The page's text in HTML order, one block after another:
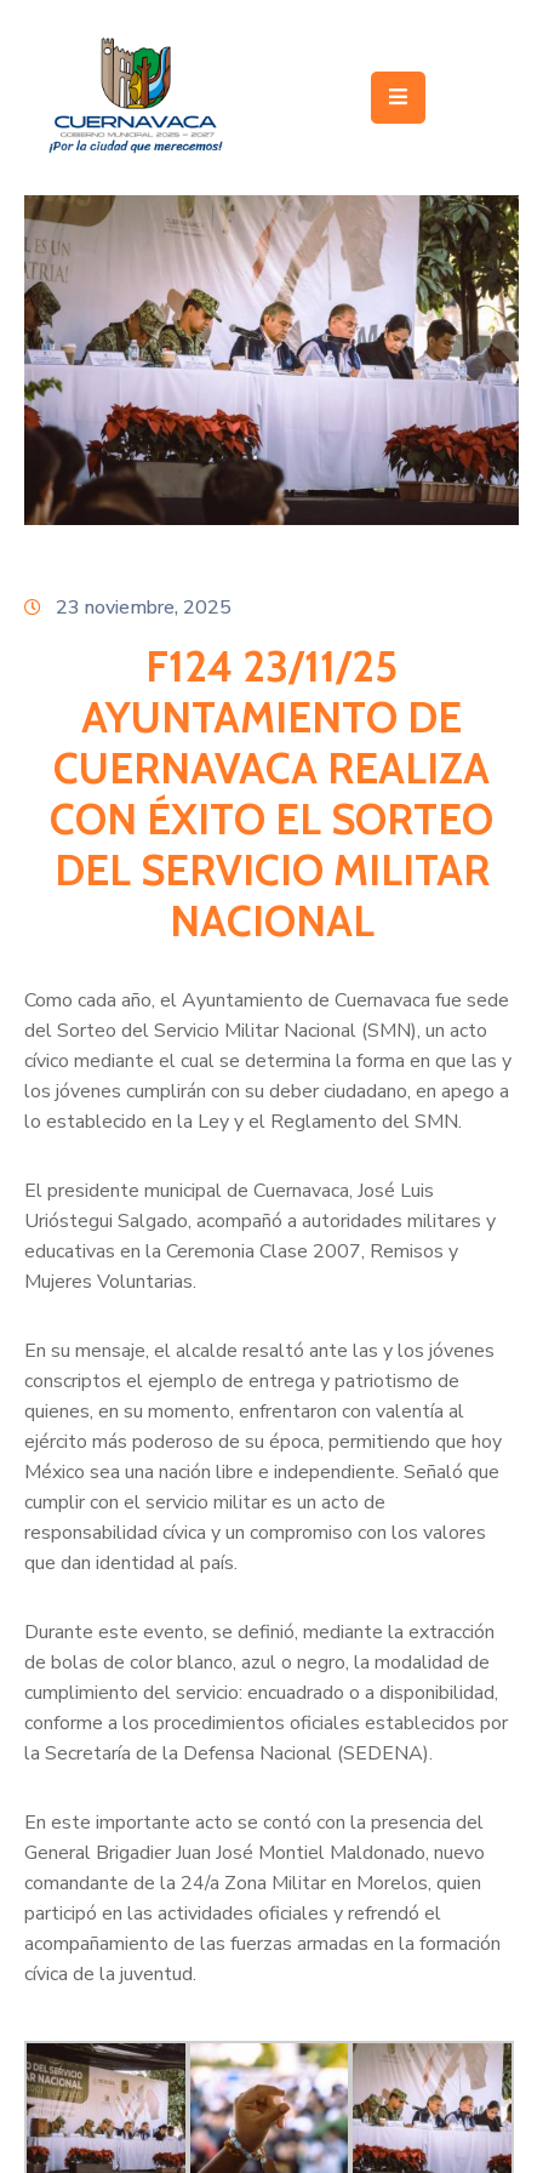
Gobierno
Turismo
Trámites
y
Servicios
Licitaciones
Transparencia
Directorio
23 noviembre, 2025
F124 23/11/25
AYUNTAMIENTO DE
CUERNAVACA REALIZA
CON ÉXITO EL SORTEO
DEL SERVICIO MILITAR
NACIONAL
Como cada año, el Ayuntamiento de Cuernavaca fue sede
del Sorteo del Servicio Militar Nacional (SMN), un acto
cívico mediante el cual se determina la forma en que las y
los jóvenes cumplirán con su deber ciudadano, en apego a
lo establecido en la Ley y el Reglamento del SMN.
El presidente municipal de Cuernavaca, José Luis
Urióstegui Salgado, acompañó a autoridades militares y
educativas en la Ceremonia Clase 2007, Remisos y
Mujeres Voluntarias.
En su mensaje, el alcalde resaltó ante las y los jóvenes
conscriptos el ejemplo de entrega y patriotismo de
quienes, en su momento, enfrentaron con valentía al
ejército más poderoso de su época, permitiendo que hoy
México sea una nación libre e independiente. Señaló que
cumplir con el servicio militar es un acto de
responsabilidad cívica y un compromiso con los valores
que dan identidad al país.
Durante este evento, se definió, mediante la extracción
de bolas de color blanco, azul o negro, la modalidad de
cumplimiento del servicio: encuadrado o a disponibilidad,
conforme a los procedimientos oficiales establecidos por
la Secretaría de la Defensa Nacional (SEDENA).
En este importante acto se contó con la presencia del
General Brigadier Juan José Montiel Maldonado, nuevo
comandante de la 24/a Zona Militar en Morelos, quien
participó en las actividades oficiales y refrendó el
acompañamiento de las fuerzas armadas en la formación
cívica de la juventud.